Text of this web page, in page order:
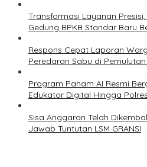
Transformasi Layanan
Gedung BPKB Standar Baru
Respons Cepat Laporan
Peredaran Sabu di
Program Paham AI Resmi
Edukator Digital Hingga Polres
Sisa Anggaran Telah
Jawab Tuntutan LSM GRANSI